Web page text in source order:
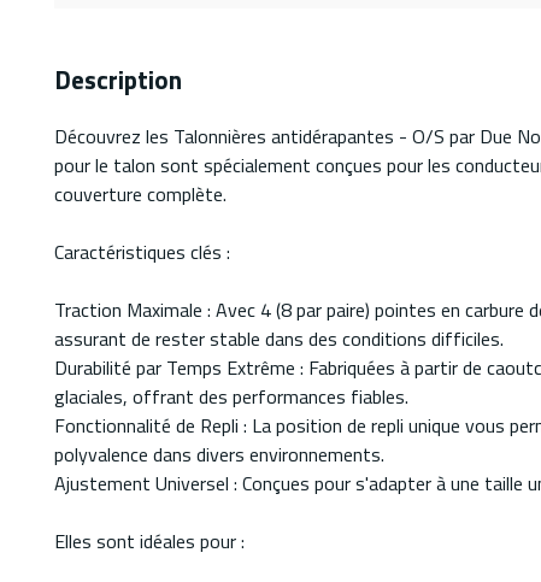
Description
Découvrez les Talonnières antidérapantes - O/S par Due
pour le talon sont spécialement conçues pour les
couverture complète.
Caractéristiques clés :
Traction Maximale : Avec 4 (8 par paire) pointes en
assurant de rester stable dans des conditions difficiles.
Durabilité par Temps Extrême : Fabriquées à partir de
glaciales, offrant des performances fiables.
Fonctionnalité de Repli : La position de repli unique vous
polyvalence dans divers environnements.
Ajustement Universel : Conçues pour s'adapter à une
Elles sont idéales pour :